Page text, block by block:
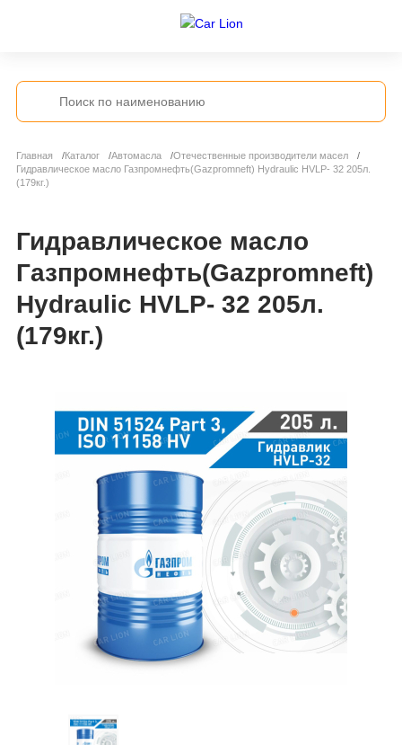
Главная Каталог Автомасла
Отечественные производители масел
Гидравлическое масло Газпромнефть(Gazpromneft) Hydraulic HVLP- 32 205л.
(179кг.)
Гидравлическое масло
Газпромнефть(Gazpromneft)
Hydraulic HVLP- 32 205л.
(179кг.)